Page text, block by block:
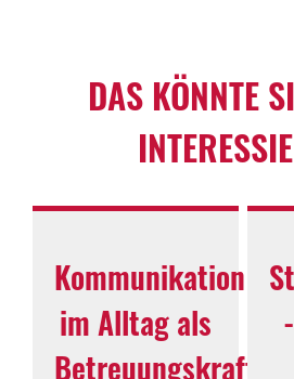
DAS KÖNNTE
Kommunikation
im Alltag als
Betreuungskraft